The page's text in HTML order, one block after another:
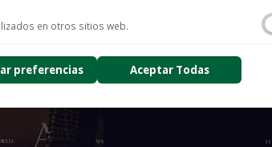
que nos permite analizar el rendimiento de nuestro contenido y las
mapas de calor, análisis de zona, grabaciones de sesión
en otros sitios web.
preferencias Aceptar Todas